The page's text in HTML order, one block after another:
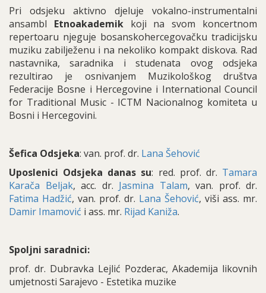
Pri odsjeku aktivno djeluje vokalno-instrumentalni
ansambl Etnoakademikkoji na svom koncertnom
repertoaru njeguje bosanskohercegovačku tradicijsku
muziku zabilježenu i na nekoliko kompakt diskova. Rad
nastavnika, saradnika i studenata ovog odsjeka
rezultirao je osnivanjem Muzikološkog društva
Federacije Bosne i Hercegovine i International Council
for Traditional Music - ICTM Nacionalnog komiteta u
Bosni i Hercegovini.
Šefica Odsjeka: van. prof. dr. Lana Šehović
Uposlenici Odsjeka danas su: red. prof. dr. Tamara
Karača Beljak, acc. dr. Jasmina Talam, van. prof. dr.
Fatima Hadžić, van. prof. dr. Lana Šehović, viši ass. mr.
Damir Imamović i ass. mr. Rijad Kaniža.
Spoljni saradnici:
prof. dr. Dubravka Lejlić Pozderac, Akademija likovnih
umjetnosti Sarajevo - Estetika muzike